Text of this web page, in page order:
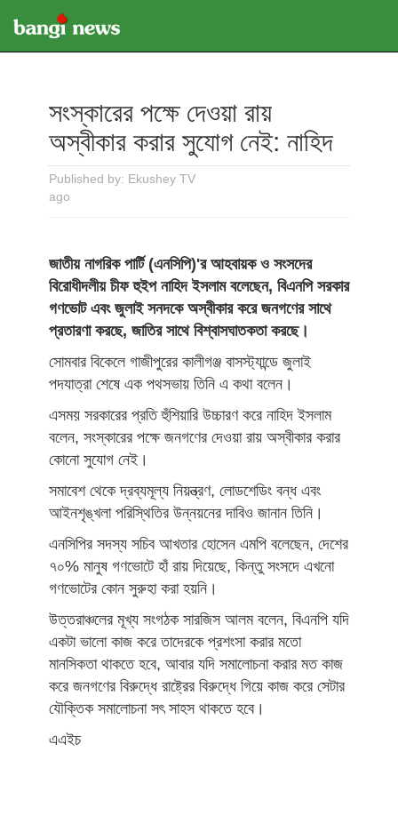
সংস্কারের পক্ষে দেওয়া রায়
অস্বীকার করার সুযোগ নেই: নাহিদ
Published by: Ekushey TV
ago
জাতীয় নাগরিক পার্টি (এনসিপি)'র আহবায়ক ও সংসদের
বিরোধীদলীয় চীফ হুইপ নাহিদ ইসলাম বলেছেন, বিএনপি সরকার
গণভোট এবং জুলাই সনদকে অস্বীকার করে জনগণের সাথে
প্রতারণা করছে, জাতির সাথে বিশ্বাসঘাতকতা করছে।
সোমবার বিকেলে গাজীপুরের কালীগঞ্জ বাসস্ট্যান্ডে জুলাই
পদযাত্রা শেষে এক পথসভায় তিনি এ কথা বলেন।
এসময় সরকারের প্রতি হুঁশিয়ারি উচ্চারণ করে নাহিদ ইসলাম
বলেন, সংস্কারের পক্ষে জনগণের দেওয়া রায় অস্বীকার করার
কোনো সুযোগ নেই।
সমাবেশ থেকে দ্রব্যমূল্য নিয়ন্ত্রণ, লোডশেডিং বন্ধ এবং
আইনশৃঙ্খলা পরিস্থিতির উন্নয়নের দাবিও জানান তিনি।
এনসিপির সদস্য সচিব আখতার হোসেন এমপি বলেছেন, দেশের
৭০% মানুষ গণভোটে হাঁ রায় দিয়েছে, কিন্তু সংসদে এখনো
গণভোটের কোন সুরুহা করা হয়নি।
উত্তরাঞ্চলের মূখ্য সংগঠক সারজিস আলম বলেন, বিএনপি যদি
একটা ভালো কাজ করে তাদেরকে প্রশংসা করার মতো
মানসিকতা থাকতে হবে, আবার যদি সমালোচনা করার মত কাজ
করে জনগণের বিরুদ্ধে রাষ্ট্রের বিরুদ্ধে গিয়ে কাজ করে সেটার
যৌক্তিক সমালোচনা সৎ সাহস থাকতে হবে।
এএইচ